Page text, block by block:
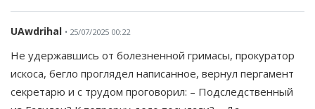
UAwdrihal • 25/07/2025 00:22
Не удержавшись от болезненной гримасы, прокуратор
искоса, бегло проглядел написанное, вернул пергамент
секретарю и с трудом проговорил: – Подследственный